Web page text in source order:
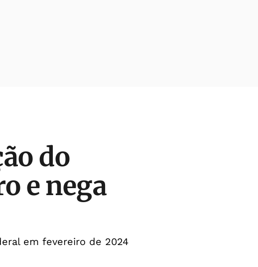
do
e nega
em fevereiro de 2024